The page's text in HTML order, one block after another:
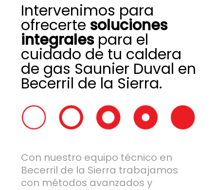
Intervenimos para
ofrecerte soluciones
integralespara el
cuidado de tu caldera
de gas Saunier Duval en
Becerril de la Sierra.
Con nuestro equipo técnico en
Becerril de la Sierra trabajamos
con métodos avanzados y